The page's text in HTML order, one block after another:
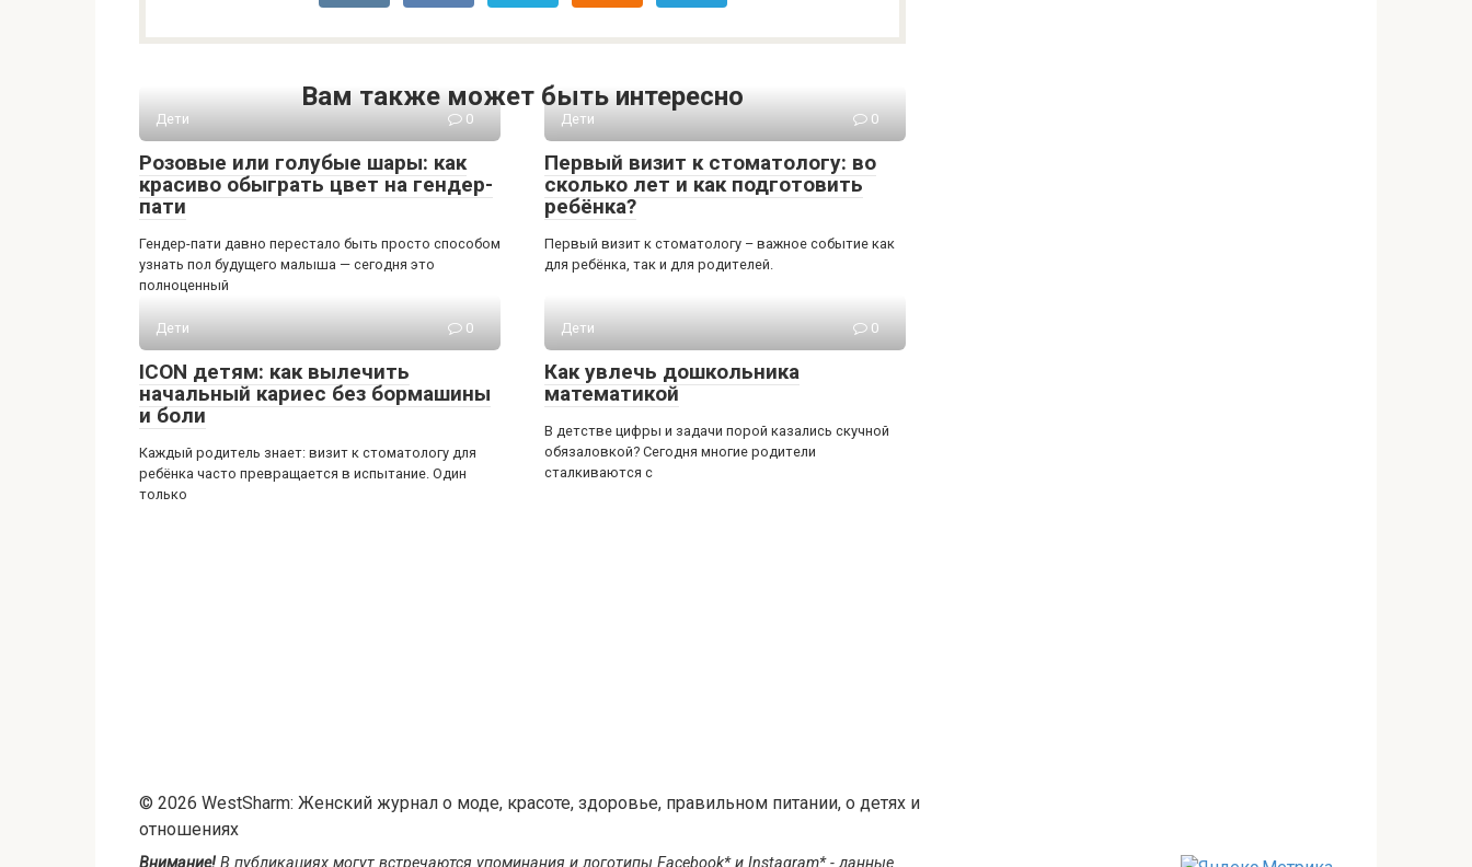
Вам также может быть интересно
Дети 0
Розовые или голубые шары: как
красиво обыграть цвет на гендер-
пати
Гендер-пати давно перестало быть просто способом
узнать пол будущего малыша — сегодня это
полноценный
Дети 0
Первый визит к стоматологу: во
сколько лет и как подготовить
ребёнка?
Первый визит к стоматологу – важное событие как
для ребёнка, так и для родителей.
Дети 0
ICON детям: как вылечить
начальный кариес без бормашины
и боли
Каждый родитель знает: визит к стоматологу для
ребёнка часто превращается в испытание. Один
только
Дети 0
Как увлечь дошкольника
математикой
В детстве цифры и задачи порой казались скучной
обязаловкой? Сегодня многие родители
сталкиваются с
© 2026 WestSharm: Женский журнал о моде, красоте, здоровье, правильном питании, о детях и
отношениях
Внимание! В публикациях могут встречаются упоминания и логотипы Facebook* и Instagram* - данные